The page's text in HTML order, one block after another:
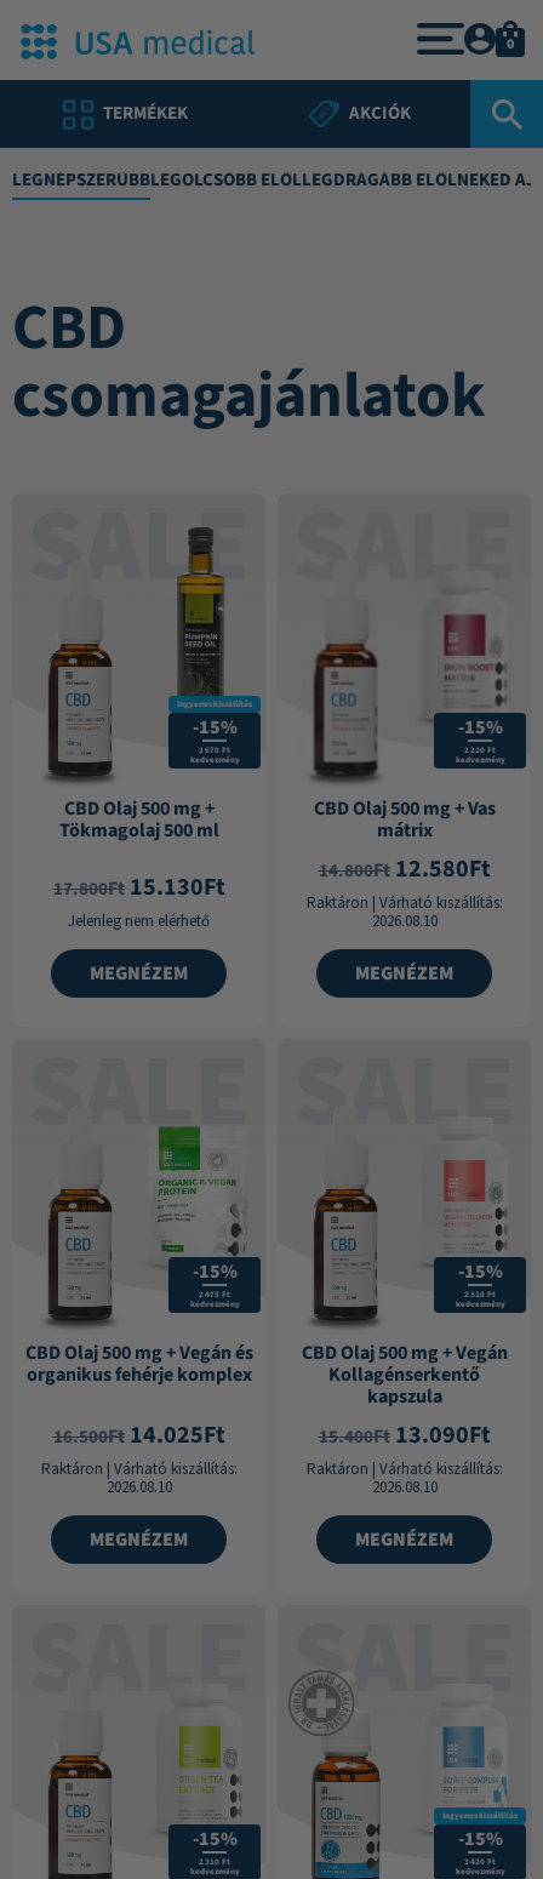
TERMÉKEK AKCIÓK
0
LEGNÉPSZERŰBBLEGOLCSÓBB ELŐLLEGDRÁGÁBB ELŐLNEKED
CBD
csomagajánlatok
Ingyenes kiszállítás
-15%
2 670 Ft
kedvezmény
CBD Olaj 500 mg +
Tökmagolaj 500 ml
17.800Ft 15.130Ft
Jelenleg nem elérhető
MEGNÉZEM
-15%
2 220 Ft
kedvezmény
CBD Olaj 500 mg + Vas
mátrix
14.800Ft 12.580Ft
Raktáron | Várható kiszállítás:
2026.08.10
MEGNÉZEM
-15%
2 475 Ft
kedvezmény
CBD Olaj 500 mg + Vegán és
organikus fehérje komplex
16.500Ft 14.025Ft
Raktáron Várható kiszállítás:
2026.08.10
MEGNÉZEM
-15%
2 310 Ft
kedvezmény
CBD Olaj 500 mg + Vegán
Kollagénserkentő
kapszula
15.400Ft 13.090Ft
Raktáron Várható kiszállítás:
2026.08.10
MEGNÉZEM
-15%
2 310 Ft
kedvezmény
Ingyenes kiszállítás
-15%
3 420 Ft
kedvezmény